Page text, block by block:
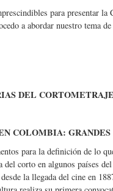
para presentar la
a abordar nuestro tema
DEL
COLOMBIA: GRANDES
para la definición de lo
del corto en algunos países
la llegada del cine en